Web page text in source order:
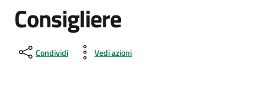
Consigliere
Condividi Vedi azioni